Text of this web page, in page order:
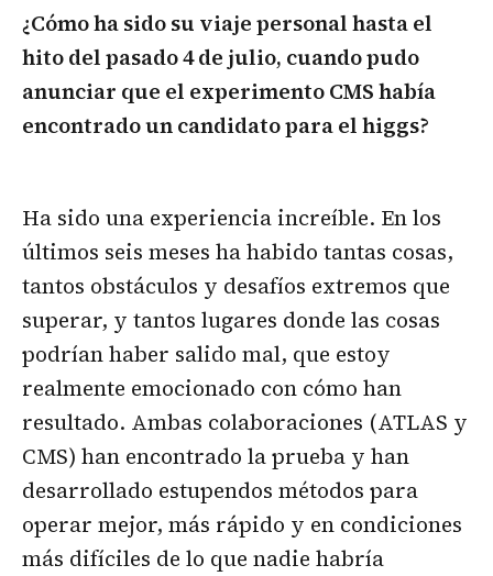
¿Cómo ha sido su viaje personal hasta el
hito del pasado 4 de julio, cuando pudo
anunciar que el experimento CMS había
encontrado un candidato para el higgs?
Ha sido una experiencia increíble. En los
últimos seis meses ha habido tantas cosas,
tantos obstáculos y desafíos extremos que
superar, y tantos lugares donde las cosas
podrían haber salido mal, que estoy
realmente emocionado con cómo han
resultado. Ambas colaboraciones (ATLAS y
CMS) han encontrado la prueba y han
desarrollado estupendos métodos para
operar mejor, más rápido y en condiciones
más difíciles de lo que nadie habría